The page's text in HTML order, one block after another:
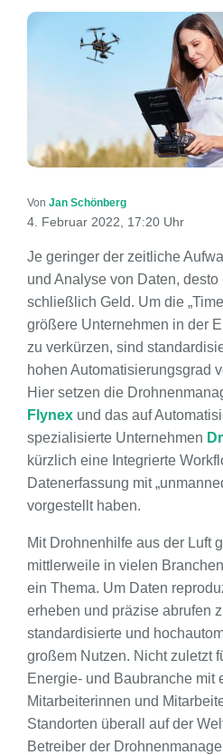
Von Jan Schönberg
4. Februar 2022, 17:20 Uhr
Je geringer der zeitliche
und Analyse von Daten, desto
schließlich Geld. Um die
größere Unternehmen in der
zu verkürzen, sind
hohen Automatisierungsgrad
Hier setzen die
Flynex und das auf
spezialisierte Unternehmen
kürzlich eine Integrierte
Datenerfassung mit
vorgestellt haben.
Mit Drohnenhilfe aus der Luft
mittlerweile in vielen
ein Thema. Um Daten
erheben und präzise abrufen
standardisierte und
großem Nutzen. Nicht zuletzt
Energie- und Baubranche mit
Mitarbeiterinnen und
Standorten überall auf der
Betreiber der